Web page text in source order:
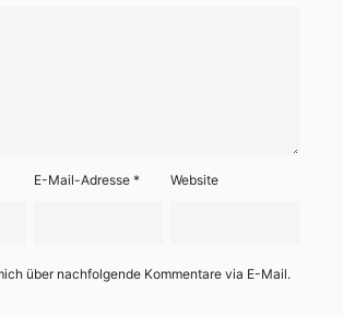
E-Mail-Adresse* Website
über nachfolgende Kommentare via E-Mail.